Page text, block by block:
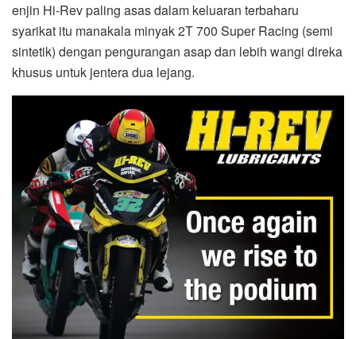
enjin Hi-Rev paling asas dalam keluaran terbaharu
syarikat itu manakala minyak 2T 700 Super Racing (semi
sintetik) dengan pengurangan asap dan lebih wangi direka
khusus untuk jentera dua lejang.